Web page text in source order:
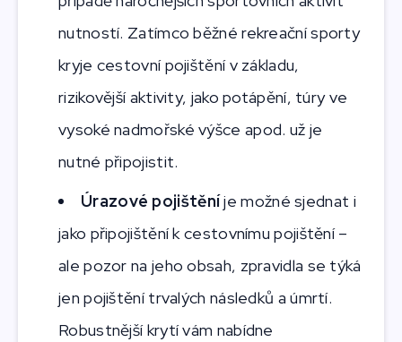
nutností. Zatímco běžné rekreační sporty
kryje cestovní pojištění v základu,
rizikovější aktivity, jako potápění, túry ve
vysoké nadmořské výšce apod. už je
nutné připojistit.
Úrazové pojištěníje možné sjednat i
jako připojištění k cestovnímu pojištění –
ale pozor na jeho obsah, zpravidla se týká
jen pojištění trvalých následků a úmrtí.
Robustnější krytí vám nabídne